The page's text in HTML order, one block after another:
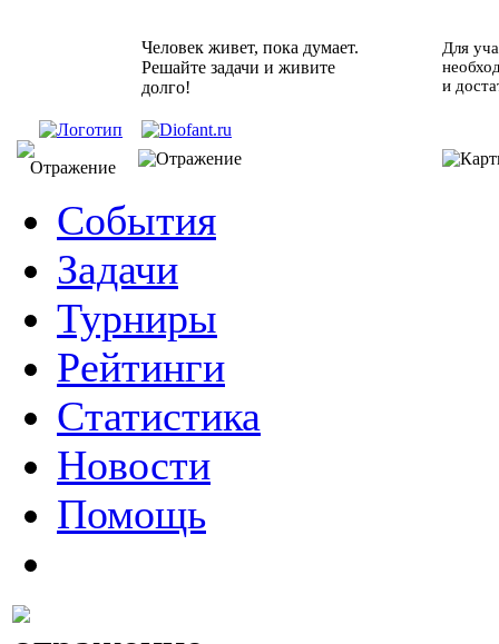
Человек живет, пока думает.
Решайте задачи и живите
долго!
Для
и
События
Задачи
Турниры
Рейтинги
Статистика
Новости
Помощь